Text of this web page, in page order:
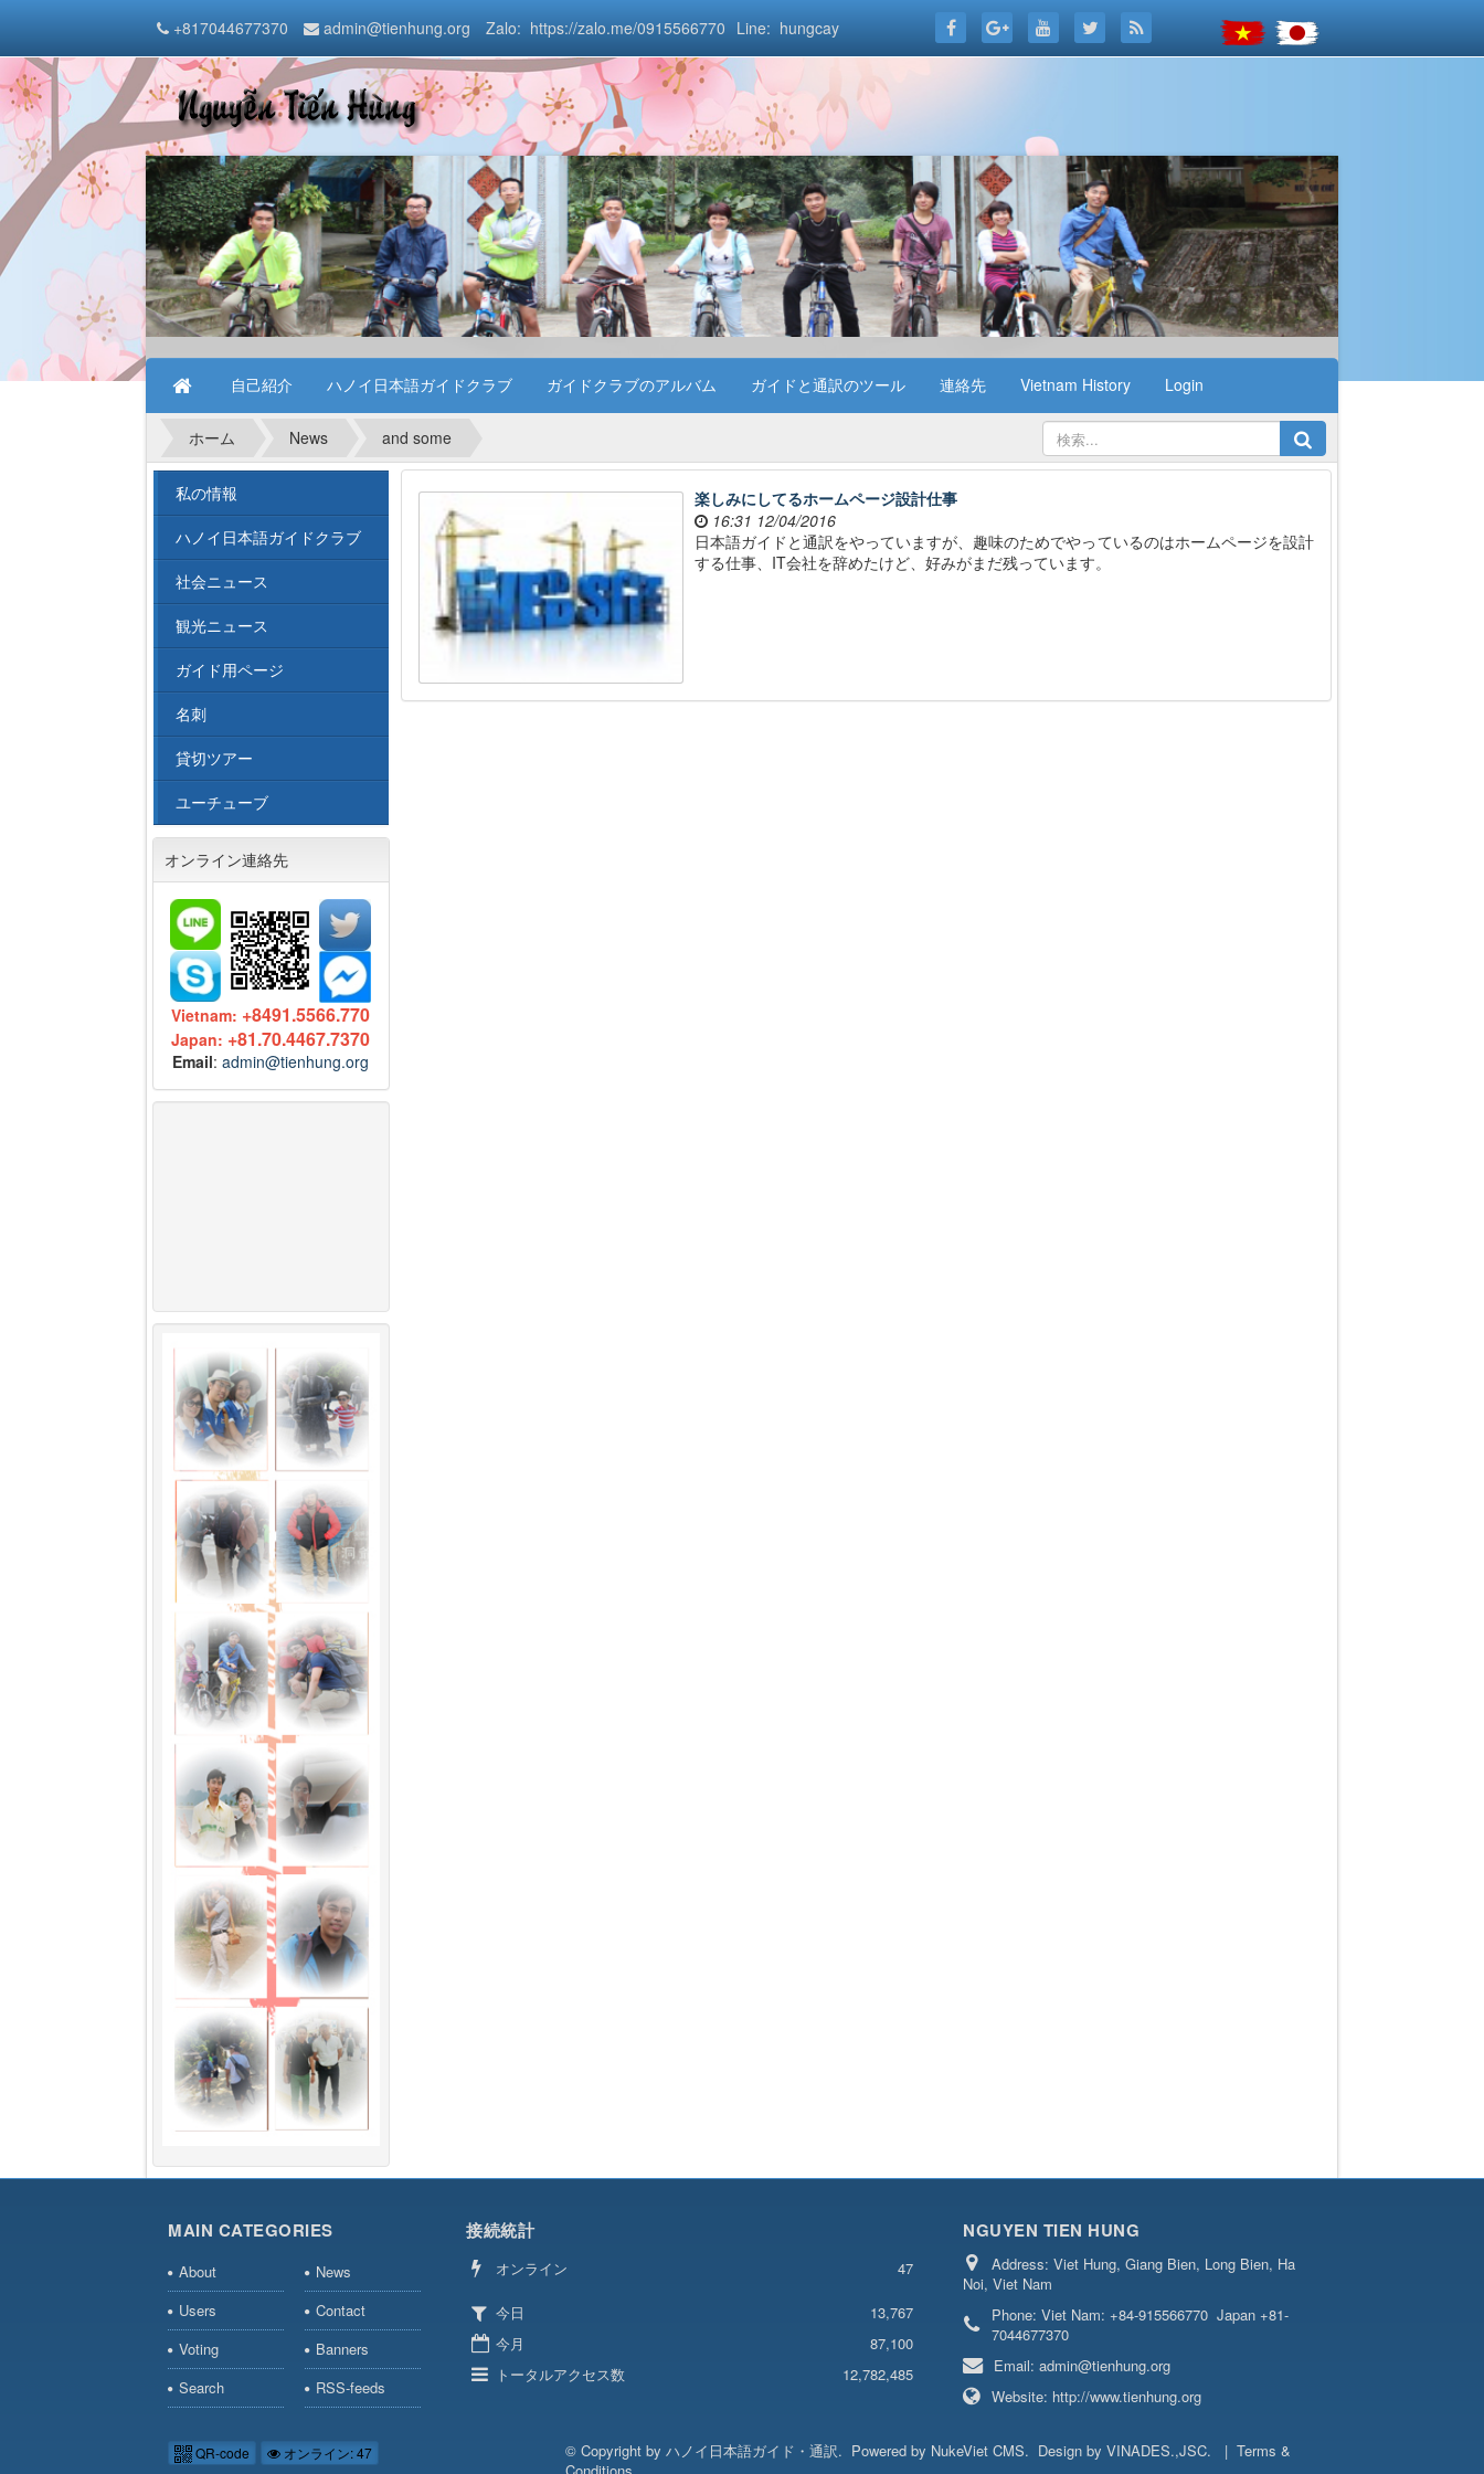
自己紹介 ハノイ日本語ガイドクラブ ガイドクラブのアルバム ガイドと通訳のツール 連絡先 Vietnam History Login
+817044677370 admin@tienhung.org Zalo: https://zalo.me/0915566770 Line: hungcay
ホーム News and some
楽しみにしてるホームページ設計仕事
16:31 12/04/2016
日本語ガイドと通訳をやっていますが、趣味のためでやっているのはホームページを設計
する仕事、IT会社を辞めたけど、好みがまだ残っています。
私の情報
ハノイ日本語ガイドクラブ
社会ニュース
観光ニュース
ガイド用ページ
名刺
貸切ツアー
ユーチューブ
オンライン連絡先
Vietnam: +8491.5566.770
Japan: +81.70.4467.7370
Email:admin@tienhung.org
MAIN CATEGORIES
About
News
Users
Contact
Voting
Banners
Search
RSS-feeds
接続統計
オンライン 47
今日
13,767
今月
87,100
トータルアクセス数
12,782,485
NGUYEN TIEN HUNG
Address: Viet Hung, Giang Bien, Long Bien, Ha
Noi, Viet Nam
Phone: Viet Nam: +84-915566770 Japan +81-
7044677370
Email: admin@tienhung.org
Website: http://www.tienhung.org
QR-code オンライン: 47 © Copyright by ハノイ日本語ガイド・通訳. Powered by NukeViet CMS. Design by VINADES.,JSC. | Terms &
Conditions